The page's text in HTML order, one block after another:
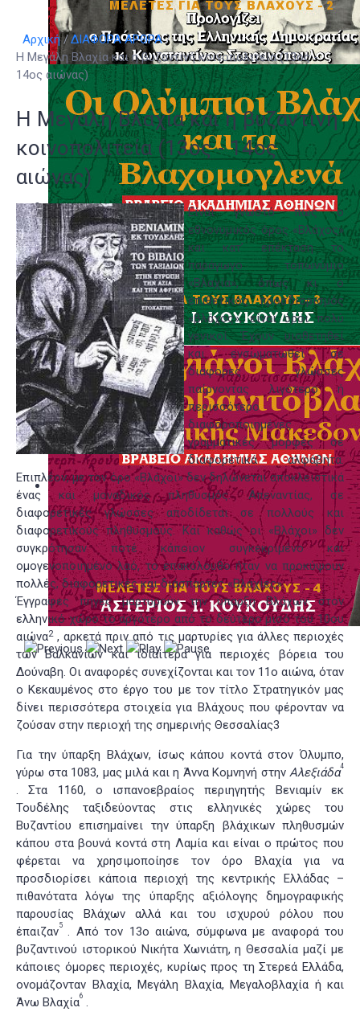
Αρχική
ΔΙΑΦΟΡΑ ΑΡΘΡΑ
Η Μεγάλη Βλαχία και η βυζαντινή κοινοπολιτεία (13ος -
14ος αιώνας)
Η Μεγάλη Βλαχία και η βυζαντινή
κοινοπολιτεία (13ος - 14ος
αιώνας)
Είναι γνωστό πως ο
εθνονυμικός όρος «Βλάχος»
και κατ’ επέκταση το
παράγωγο τοπωνύμιο
«Βλαχία», όπως κι ο
επιθετικός προσδιορισμός
«βλάχος», είναι όροι πολύ
γενικοί. Έχουν υιοθετηθεί
και ενσωματωθεί σε
διάφορες γλώσσες
παίρνοντας λιγότερο ή
περισσότερο
διαφοροποιημένες
γραμματικές μορφές σε
διαφορετικά αλφάβητα.
Επιπλέον, με τον όρο «Βλάχοι» δεν δηλώνεται αποκλειστικά
ένας και μοναδικός πληθυσμός. Απεναντίας, σε
διαφορετικές γλώσσες αποδίδεται σε πολλούς και
διαφορετικούς πληθυσμούς. Και καθώς οι «Βλάχοι» δεν
συγκρότησαν ποτέ κάποιον συγκεκριμένο και
ομογενοποιημένο λαό, το επακόλουθο ήταν να προκύψουν
πολλές, διαφορετικές και διάσπαρτες «Βλαχίες».
Έγγραφες πηγές μαρτυρούν την ύπαρξη Βλάχων στον
ελληνικό χώρο το αργότερο από το δεύτερο μισό του 10ου
αιώνα2, αρκετά πριν από τις μαρτυρίες για άλλες περιοχές
των Βαλκανίων και ιδιαίτερα για περιοχές βόρεια του
Δούναβη. Οι αναφορές συνεχίζονται και τον 11ο αιώνα, όταν
ο Κεκαυμένος στο έργο του με τον τίτλο Στρατηγικόν μας
δίνει περισσότερα στοιχεία για Βλάχους που φέρονταν να
ζούσαν στην περιοχή της σημερινής Θεσσαλίας3
Για την ύπαρξη Βλάχων, ίσως κάπου κοντά στον Όλυμπο,
γύρω στα 1083, μας μιλά και η Άννα Κομνηνή στην Αλεξιάδα4
. Στα 1160, ο ισπανοεβραίος περιηγητής Βενιαμίν εκ
Τουδέλης ταξιδεύοντας στις ελληνικές χώρες του
Βυζαντίου επισημαίνει την ύπαρξη βλάχικων πληθυσμών
κάπου στα βουνά κοντά στη Λαμία και είναι ο πρώτος που
φέρεται να χρησιμοποίησε τον όρο Βλαχία για να
προσδιορίσει κάποια περιοχή της κεντρικής Ελλάδας –
πιθανότατα λόγω της ύπαρξης αξιόλογης δημογραφικής
παρουσίας Βλάχων αλλά και του ισχυρού ρόλου που
έπαιζαν5
. Από τον 13ο αιώνα, σύμφωνα με αναφορά του
βυζαντινού ιστορικού Νικήτα Χωνιάτη, η Θεσσαλία μαζί με
κάποιες όμορες περιοχές, κυρίως προς τη Στερεά Ελλάδα,
ονομάζονταν Βλαχία, Μεγάλη Βλαχία, Μεγαλοβλαχία ή και
Άνω Βλαχία6 .